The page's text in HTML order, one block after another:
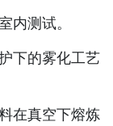
内测试。
下的雾化工艺
在真空下熔炼